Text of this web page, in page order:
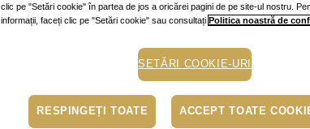
•
clic pe "Setări cookie" în partea de jos a oricărei pagini de pe site-ul nostru.
informații, faceți clic pe "Setări cookie" sau consultațiPolitica noastră de
SETĂRI COOKIE-URI
RESPINGEȚI TOATE ACCEPT TOATE